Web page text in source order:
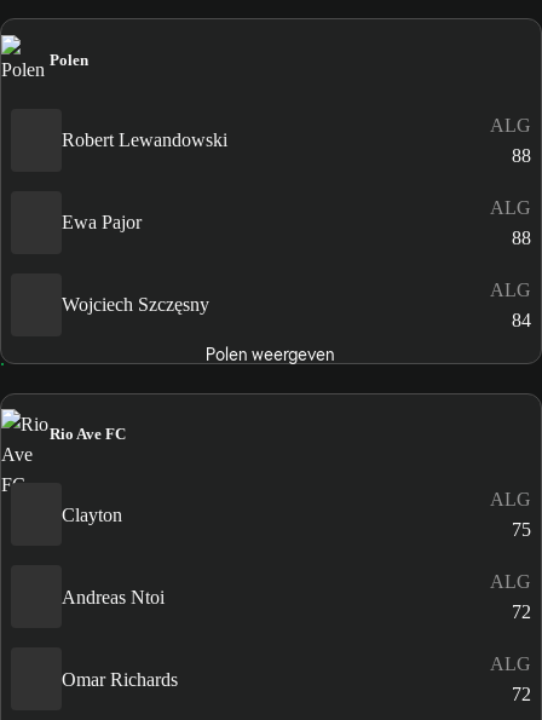
Polen
Robert Lewandowski
ALG
88
Ewa Pajor
ALG
88
Wojciech Szczęsny
ALG
84
Polen weergeven
Rio Ave FC
Clayton
ALG
75
Andreas Ntoi
ALG
72
Omar Richards
ALG
72